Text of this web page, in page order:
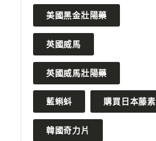
美國黑金壯陽藥
英國威馬
英國威馬壯陽藥
藍蝌蚪 購買日本藤素
韓國奇力片